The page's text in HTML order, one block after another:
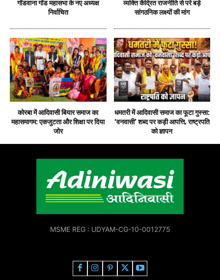
गोंडवाना गोंड महासभा के नए अध्यक्ष
निर्वाचित
व्यक्ति केंद्रित राजनीति से परे बड़े
सांगठनिक लक्ष्यों की मांग
कोरबा में आदिवासी बियार समाज का
महासमागम: एकजुटता और शिक्षा पर दिया
जोर
धमतरी में आदिवासी समाज का फूटा गुस्सा:
‘वनवासी’ शब्द पर कड़ी आपत्ति, राष्ट्रपति
को ज्ञापन
MSME REG : UDYAM-CG-10-0012775